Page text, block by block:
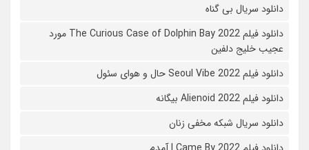
دانلود سریال بی گناه
دانلود فیلم The Curious Case of Dolphin Bay 2022 مورد
عجیب خلیج دلفین
دانلود فیلم Seoul Vibe 2022 حال و هوای سئول
دانلود فیلم Alienoid 2022 بیگانه
دانلود سریال شبکه مخفی زنان